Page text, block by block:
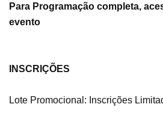
Para Programação completa,
evento
INSCRIÇÕES
Lote Promocional: Inscrições